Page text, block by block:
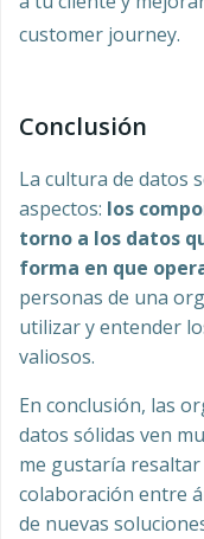
customer journey.
Conclusión
La cultura de datos
aspectos: los
torno a los datos
forma en que
personas de una
utilizar y entender
valiosos.
En conclusión, las
datos sólidas ven
me gustaría
colaboración entre
de nuevas